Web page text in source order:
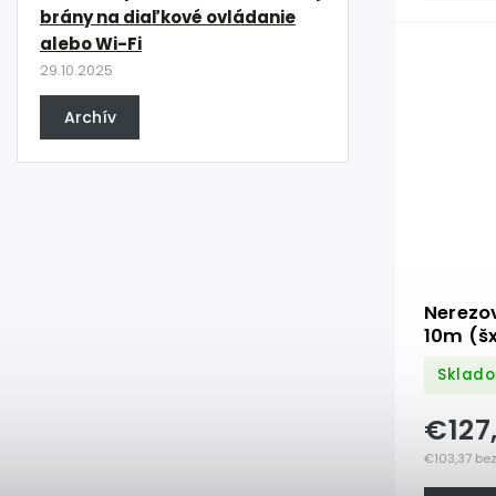
brány na diaľkové ovládanie
alebo Wi-Fi
29.10.2025
Archív
10m
€103,37 bez